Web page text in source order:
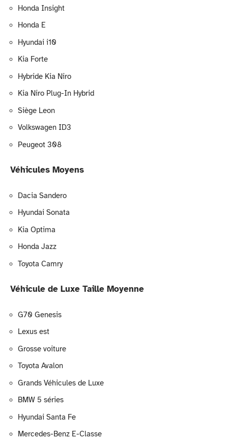
Honda Insight
Honda E
Hyundai i10
Kia Forte
Hybride Kia Niro
Kia Niro Plug-In Hybrid
Siège Leon
Volkswagen ID3
Peugeot 308
Véhicules Moyens
Dacia Sandero
Hyundai Sonata
Kia Optima
Honda Jazz
Toyota Camry
Véhicule de Luxe Taille Moyenne
G70 Genesis
Lexus est
Grosse voiture
Toyota Avalon
Grands Véhicules de Luxe
BMW 5 séries
Hyundai Santa Fe
Mercedes-Benz E-Classe